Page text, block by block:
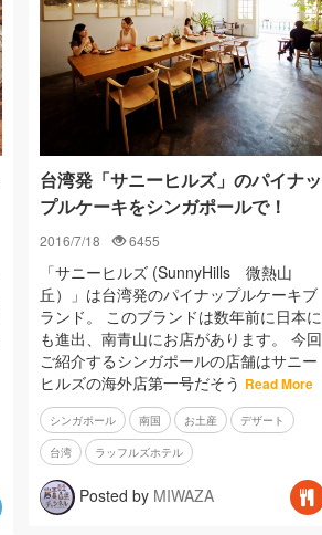
台湾発「サニーヒルズ」のパイナッ
プルケーキをシンガポールで！
2016/7/18 6455
「サニーヒルズ (SunnyHills 微熱山
丘）」は台湾発のパイナップルケーキブ
ランド。 このブランドは数年前に日本に
も進出、南青山にお店があります。 今回
ご紹介するシンガポールの店舗はサニー
ヒルズの海外店第一号だそう Read More
シンガポール 南国 お土産 デザート
台湾 ラッフルズホテル
Posted by MIWAZA